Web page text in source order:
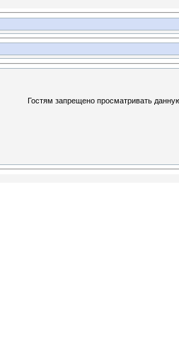
Гостям запрещено просматривать